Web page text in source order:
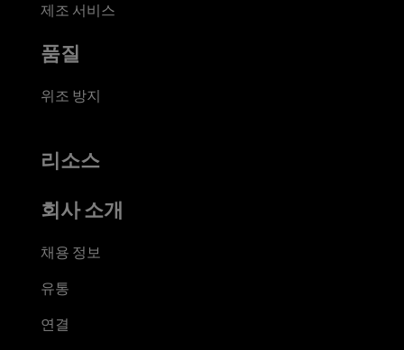
제조 서비스
품질
위조 방지
리소스
회사 소개
채용 정보
유통
연결